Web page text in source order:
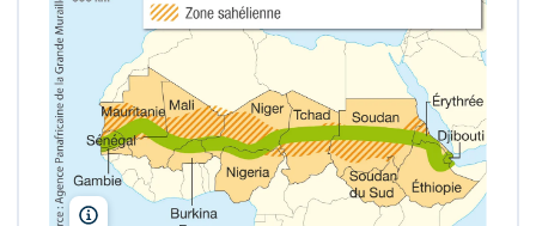
Lelivrescolaire.fr